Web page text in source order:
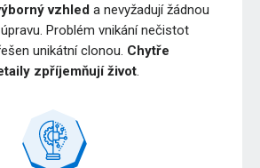
vzhled a nevyžadují žádnou
Problém vnikání nečistot
unikátní clonou. Chytře
zpříjemňují život.